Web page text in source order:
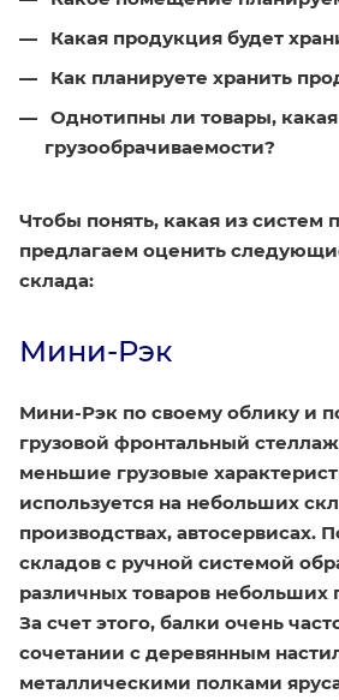
Какая продукция будет
Как планируете хранить
Однотипны ли товары, какая
грузообрачиваемости?
Чтобы понять, какая из систем
предлагаем оценить
склада:
Мини-Рэк
Мини-Рэк по своему облику и
грузовой фронтальный
меньшие грузовые
используется на небольших
производствах, автосервисах.
складов с ручной системой
различных товаров небольших
За счет этого, балки очень
сочетании с деревянным
металлическими полками